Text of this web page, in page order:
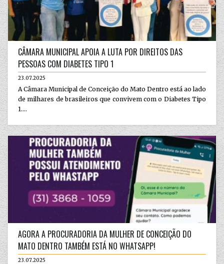
CÂMARA MUNICIPAL APOIA A LUTA POR DIREITOS DAS
PESSOAS COM DIABETES TIPO 1
23.07.2025
A Câmara Municipal de Conceição do Mato Dentro está ao lado
de milhares de brasileiros que convivem com o Diabetes Tipo
1....
AGORA A PROCURADORIA DA MULHER DE CONCEIÇÃO DO
MATO DENTRO TAMBÉM ESTÁ NO WHATSAPP!
23.07.2025